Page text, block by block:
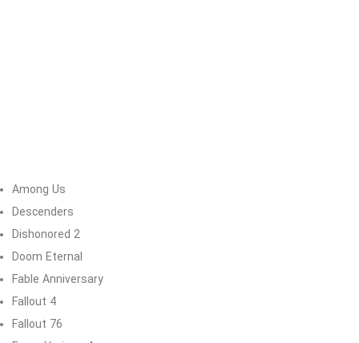
Among Us
Descenders
Dishonored 2
Doom Eternal
Fable Anniversary
Fallout 4
Fallout 76